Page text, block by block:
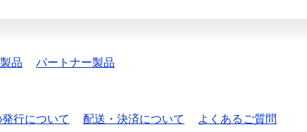
品 パートナー製品
行について 配送・決済について
よくあるご質問